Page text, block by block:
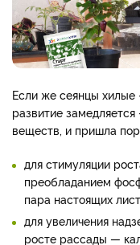
Если же сеянцы хилые
развитие
веществ, и пришла
для стимуляции
преобладанием
пара настоящих
для увеличения
росте рассады —